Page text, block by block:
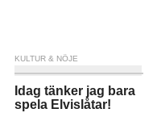
KULTUR & NÖJE
Idag tänker jag bara
spela Elvislåtar!